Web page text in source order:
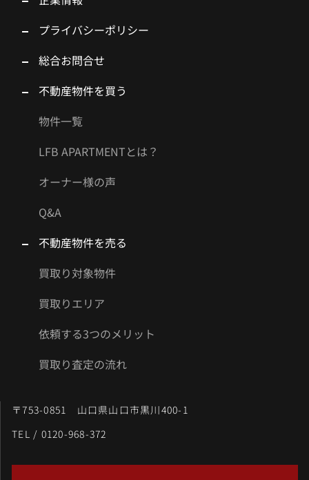
プライバシーポリシー
総合お問合せ
不動産物件を買う
物件一覧
LFB APARTMENTとは？
オーナー様の声
Q&A
不動産物件を売る
買取り対象物件
買取りエリア
依頼する3つのメリット
買取り査定の流れ
〒753-0851 山口県山口市黒川400-1
TEL / 0120-968-372